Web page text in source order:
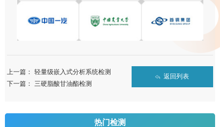
上一篇：轻量级嵌入式分析系统检测
下一篇：三硬脂酸甘油酯检测
返回列表
热门检测